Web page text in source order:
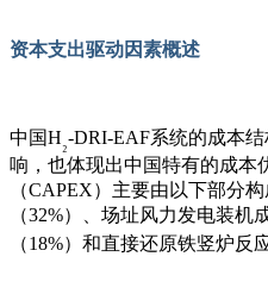
资本支出驱动因素概述
中国H₂-DRI-EAF系统的成本
响，也体现出中国特有的成本
（CAPEX）主要由以下部分
（32%）、场址风力发电装机
（18%）和直接还原铁竖炉反